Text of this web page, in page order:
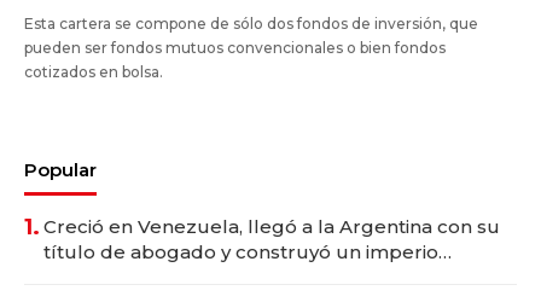
Esta cartera se compone de sólo dos fondos de inversión, que
pueden ser fondos mutuos convencionales o bien fondos
cotizados en bolsa.
Popular
1. Creció en Venezuela, llegó a la Argentina con su
título de abogado y construyó un imperio